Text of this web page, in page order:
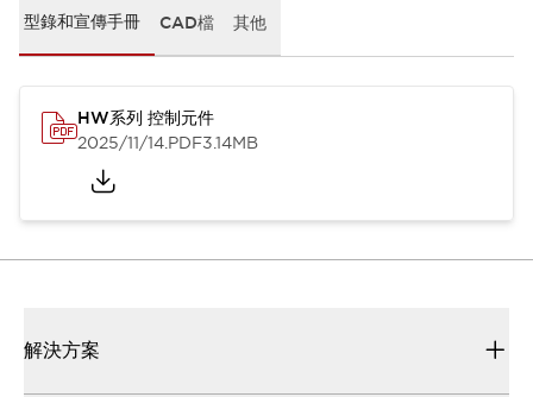
型錄和宣傳手冊 CAD檔 其他
HW系列 控制元件
2025/11/14.PDF3.14MB
解決方案